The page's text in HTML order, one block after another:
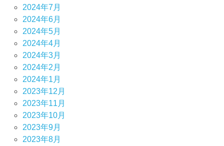
2024年7月
2024年6月
2024年5月
2024年4月
2024年3月
2024年2月
2024年1月
2023年12月
2023年11月
2023年10月
2023年9月
2023年8月